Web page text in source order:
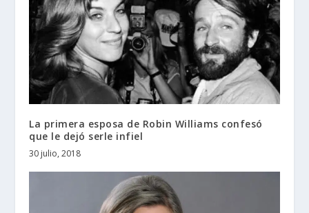
La primera esposa de Robin Williams confesó
que le dejó serle infiel
30 julio, 2018